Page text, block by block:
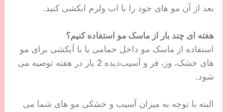
بعد از آن مو های خود را با اب ولرم ابکشی کنید.
هفته ای چند بار از ماسک مو استفاده کنیم؟
استفاده از ماسک مو داخل حمامی یا با آبکشی برای مو
های خشک، وز، فر و آسیب‌دیده 2 بار در هفته توصیه می
شود.
البته با توجه به میزان آسیب و خشکی مو های شما می